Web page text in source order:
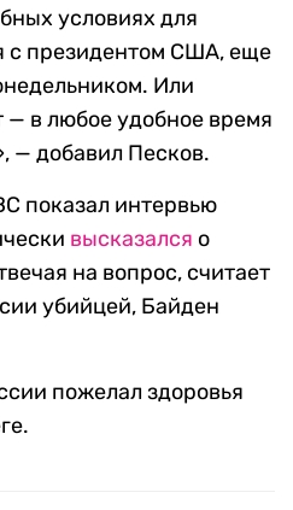
условиях для
с президентом США, еще
Или
— в любое удобное время
— добавил Песков.
показал интервью
высказался о
на вопрос, считает
убийцей, Байден
пожелал здоровья